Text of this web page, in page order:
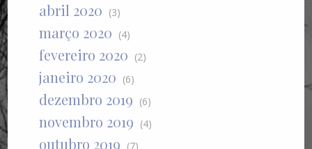
abril 2020 (3)
março 2020 (4)
fevereiro 2020 (2)
janeiro 2020 (6)
dezembro 2019 (6)
novembro 2019 (4)
outubro 2019 (7)